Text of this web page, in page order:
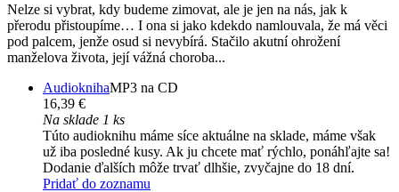
Nelze si vybrat, kdy budeme zimovat, ale je jen na nás, jak k
přerodu přistoupíme… I ona si jako kdekdo namlouvala, že má věci
pod palcem, jenže osud si nevybírá. Stačilo akutní ohrožení
manželova života, její vážná choroba...
AudioknihaMP3 na CD
16,39 €
Na sklade 1 ks
Túto audioknihu máme síce aktuálne na sklade, máme však
už iba posledné kusy. Ak ju chcete mať rýchlo, ponáhľajte sa!
Dodanie ďalších môže trvať dlhšie, zvyčajne do 18 dní.
Pridať do zoznamu